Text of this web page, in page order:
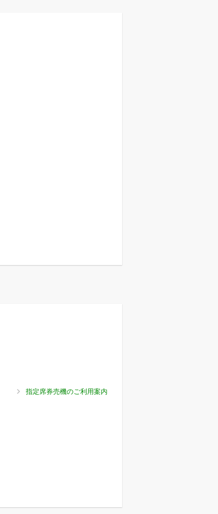
指定席券売機のご利用案内